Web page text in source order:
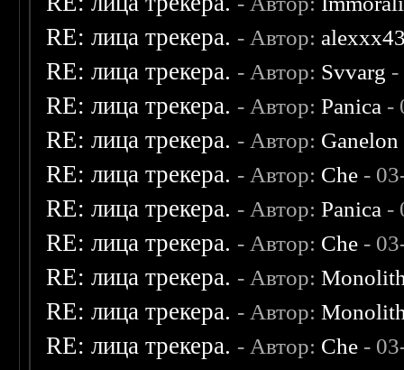
RE: лица трекера. - Автор:
RE: лица трекера. - Автор: Svvarg -
RE: лица трекера. - Автор:Panica -
RE: лица трекера. - Автор: Ganelon
RE: лица трекера. - Автор: Che -
RE: лица трекера. - Автор:Panica -
RE: лица трекера. - Автор: Che -
RE: лица трекера. - Автор:
RE: лица трекера. - Автор:
RE: лица трекера. - Автор: Che -